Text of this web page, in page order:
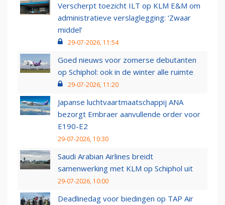
Verscherpt toezicht ILT op KLM E&M om
administratieve verslaglegging: ‘Zwaar
middel’
29-07-2026, 11:54
Goed nieuws voor zomerse debutanten
op Schiphol: ook in de winter alle ruimte
29-07-2026, 11:20
Japanse luchtvaartmaatschappij ANA
bezorgt Embraer aanvullende order voor
E190-E2
29-07-2026, 10:30
Saudi Arabian Airlines breidt
samenwerking met KLM op Schiphol uit
29-07-2026, 10:00
Deadlinedag voor biedingen op TAP Air